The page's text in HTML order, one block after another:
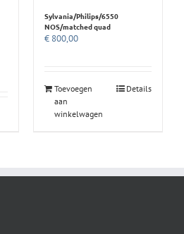
Sylvania/Philips/6550
NOS/matched quad
€ 800,00
Toevoegen
aan
winkelwagen
Details